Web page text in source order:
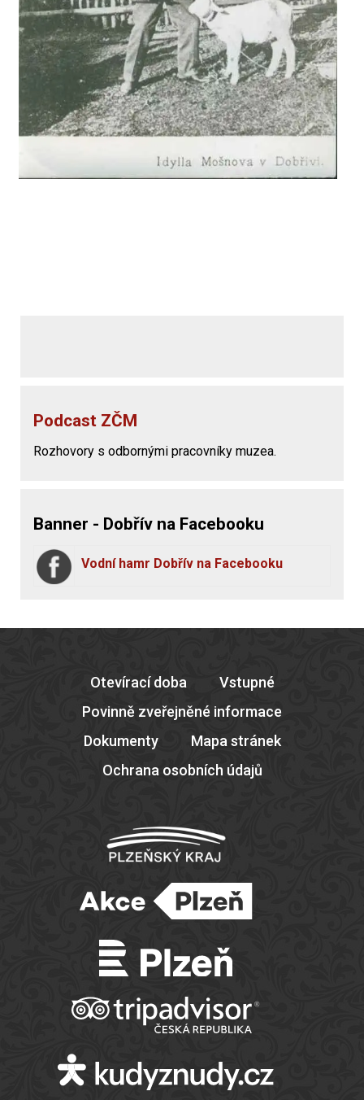
Podcast ZČM
Rozhovory s odbornými pracovníky muzea.
Banner - Dobřív na Facebooku
Vodní hamr Dobřív na Facebooku
Otevírací doba
Vstupné
Povinně zveřejněné informace
Dokumenty
Mapa stránek
Ochrana osobních údajů